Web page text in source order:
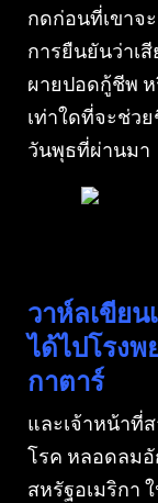
กดก่อนที่เขาจ
การยืนยันว่าเ
ผายปอดกู้ชีพ
เท่าใดที่จะช่ว
วันพุธที่ผ่านมา
วาห์ลเขีย
ได้ไปโรง
กาตาร์
และเจ้าหน้าที่
โรค หลอดลมอั
สหรัฐอเมริกา